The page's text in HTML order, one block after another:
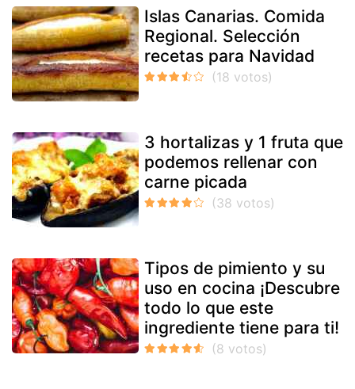
Islas Canarias. Comida
Regional. Selección
recetas para Navidad
3 hortalizas y 1 fruta que
podemos rellenar con
carne picada
Tipos de pimiento y su
uso en cocina ¡Descubre
todo lo que este
ingrediente tiene para ti!